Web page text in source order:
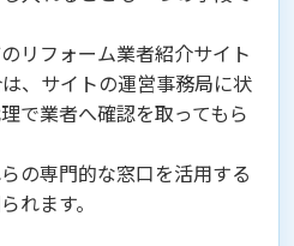
リフォーム業者紹介サイト
、サイトの運営事務局に状
で業者へ確認を取ってもら
の専門的な窓口を活用する
れます。